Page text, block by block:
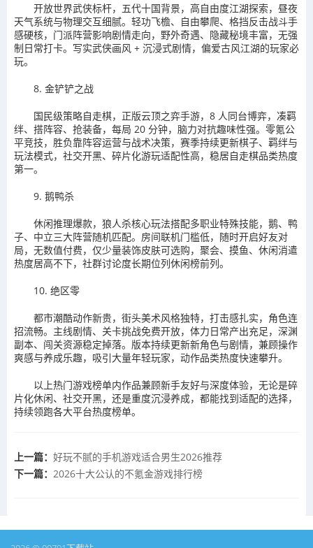
开放世界武侠标杆，五代十国背景，高自由度江湖探索，昼夜
天气系统与物理交互细腻。轻功飞檐、自由攀爬、格挡反击战斗手
感硬核，门派阵营影响剧情走向，野外奇遇、隐藏秘境丰富，无强
制日常打卡。写实武侠画风 + 沉浸式剧情，偏爱古风江湖的玩家必
玩。
8. 金铲铲之战
国民级策略自走棋，正版云顶之弈手游，8 人同台博弈，凑羁
绊、搭阵容、抢装备，每局 20 分钟，脑力对抗趣味性强。零氪公
平竞技，胜负靠阵容运营与战术决策，赛季持续更新棋子、羁绊与
玩法模式，社交开黑、碎片化游玩适配性高，稳居自走棋品类热度
第一。
9. 鹅鸭杀
休闲推理爆款，狼人杀核心玩法搭配多职业特殊技能，鹅、鸭
子、中立三大阵营随机匹配。房间联机门槛低，随时开启好友对
局，无数值付费，仅少量装饰皮肤可选购，聚会、摸鱼、休闲消遣
热度居高不下，社群讨论度长期位列休闲榜前列。
10. 绝区零
都市潮酷动作新贵，街头美术风格独特，打击感扎实，角色连
招流畅。主线剧情、关卡挑战免费开放，体力日常产出充足，深渊
副本、闯关资源稳定掉落。版本持续更新新角色与剧情，兼顾操作
爽感与养成乐趣，吸引大量年轻玩家，动作品类热度快速攀升。
以上热门游戏榜单内作品兼顾新手友好与深度体验，无论是碎
片化休闲、社交开黑，还是重度沉浸养成，都能找到适配的选择，
持续领跑各大平台热度榜单。
上一篇： 好玩不腻的手机游戏适合男生2026推荐
下一篇： 2026十大公认的不氪金游戏排行榜